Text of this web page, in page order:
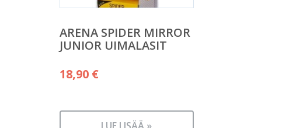
ARENA SPIDER MIRROR
JUNIOR UIMALASIT
18,90 €